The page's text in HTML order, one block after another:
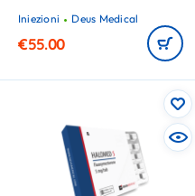
Iniezioni Deus Medical
€55.00